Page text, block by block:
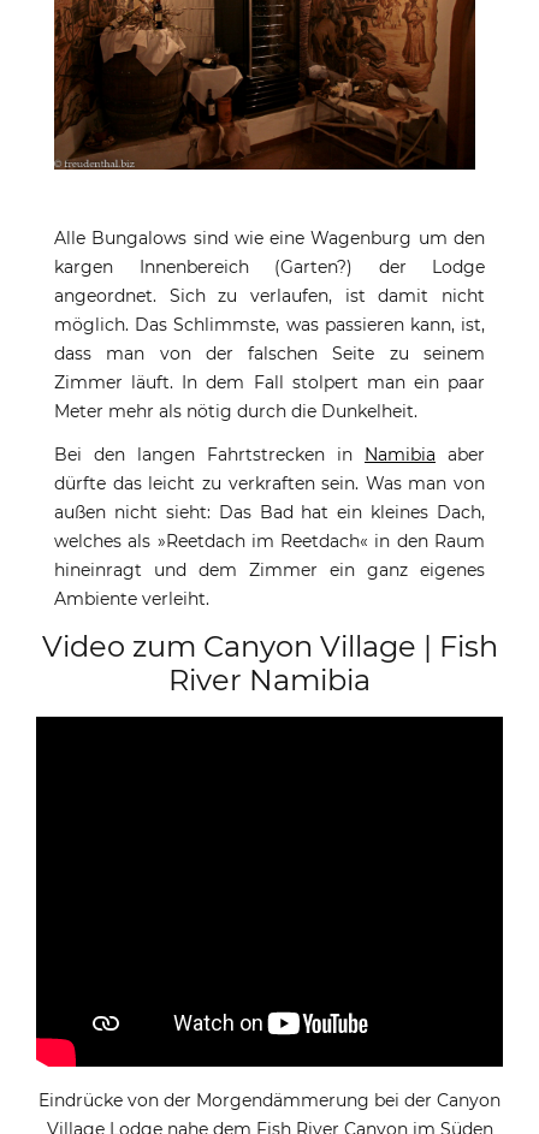
Alle Bungalows sind wie eine Wagenburg um den
kargen Innenbereich (Garten?) der Lodge
angeordnet. Sich zu verlaufen, ist damit nicht
möglich. Das Schlimmste, was passieren kann, ist,
dass man von der falschen Seite zu seinem
Zimmer läuft. In dem Fall stolpert man ein paar
Meter mehr als nötig durch die Dunkelheit.
Bei den langen Fahrtstrecken in Namibia aber
dürfte das leicht zu verkraften sein. Was man von
außen nicht sieht: Das Bad hat ein kleines Dach,
welches als »Reetdach im Reetdach« in den Raum
hineinragt und dem Zimmer ein ganz eigenes
Ambiente verleiht.
Video zum Canyon Village | Fish
River Namibia
Eindrücke von der Morgendämmerung bei der Canyon
Village Lodge nahe dem Fish River Canyon im Süden